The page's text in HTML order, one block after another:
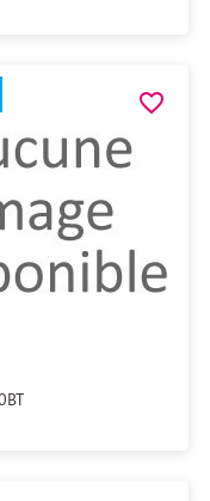
rapide
favorite_border